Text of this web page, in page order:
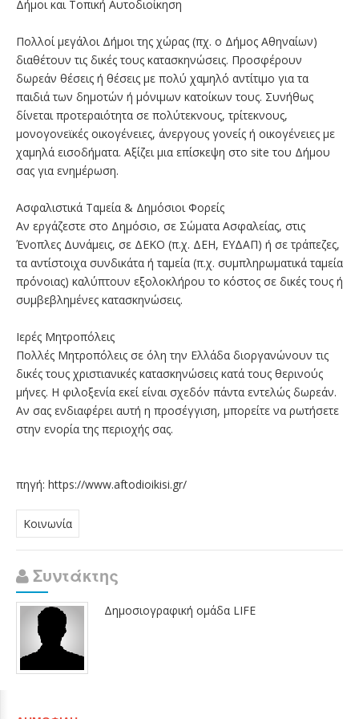
Δήμοι και Τοπική Αυτοδιοίκηση
Πολλοί μεγάλοι Δήμοι της χώρας (πχ. ο Δήμος Αθηναίων)
διαθέτουν τις δικές τους κατασκηνώσεις. Προσφέρουν
δωρεάν θέσεις ή θέσεις με πολύ χαμηλό αντίτιμο για τα
παιδιά των δημοτών ή μόνιμων κατοίκων τους. Συνήθως
δίνεται προτεραιότητα σε πολύτεκνους, τρίτεκνους,
μονογονεϊκές οικογένειες, άνεργους γονείς ή οικογένειες με
χαμηλά εισοδήματα. Αξίζει μια επίσκεψη στο site του Δήμου
σας για ενημέρωση.
Ασφαλιστικά Ταμεία & Δημόσιοι Φορείς
Αν εργάζεστε στο Δημόσιο, σε Σώματα Ασφαλείας, στις
Ένοπλες Δυνάμεις, σε ΔΕΚΟ (π.χ. ΔΕΗ, ΕΥΔΑΠ) ή σε τράπεζες,
τα αντίστοιχα συνδικάτα ή ταμεία (π.χ. συμπληρωματικά ταμεία
πρόνοιας) καλύπτουν εξολοκλήρου το κόστος σε δικές τους ή
συμβεβλημένες κατασκηνώσεις.
Ιερές Μητροπόλεις
Πολλές Μητροπόλεις σε όλη την Ελλάδα διοργανώνουν τις
δικές τους χριστιανικές κατασκηνώσεις κατά τους θερινούς
μήνες. Η φιλοξενία εκεί είναι σχεδόν πάντα εντελώς δωρεάν.
Αν σας ενδιαφέρει αυτή η προσέγγιση, μπορείτε να ρωτήσετε
στην ενορία της περιοχής σας.
πηγή: https://www.aftodioikisi.gr/
Κοινωνία
Συντάκτης
Δημοσιογραφική ομάδα LIFE